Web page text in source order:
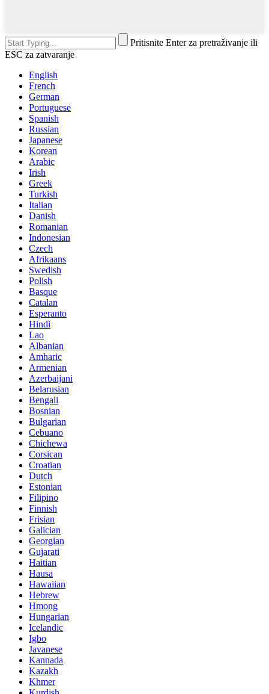
Pritisnite Enter za pretraživanje ili
ESC za zatvaranje
English
French
German
Portuguese
Spanish
Russian
Japanese
Korean
Arabic
Irish
Greek
Turkish
Italian
Danish
Romanian
Indonesian
Czech
Afrikaans
Swedish
Polish
Basque
Catalan
Esperanto
Hindi
Lao
Albanian
Amharic
Armenian
Azerbaijani
Belarusian
Bengali
Bosnian
Bulgarian
Cebuano
Chichewa
Corsican
Croatian
Dutch
Estonian
Filipino
Finnish
Frisian
Galician
Georgian
Gujarati
Haitian
Hausa
Hawaiian
Hebrew
Hmong
Hungarian
Icelandic
Igbo
Javanese
Kannada
Kazakh
Khmer